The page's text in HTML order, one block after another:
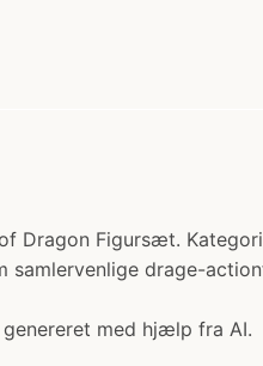
Dragon Figursæt.
drage-
med hjælp fra AI.